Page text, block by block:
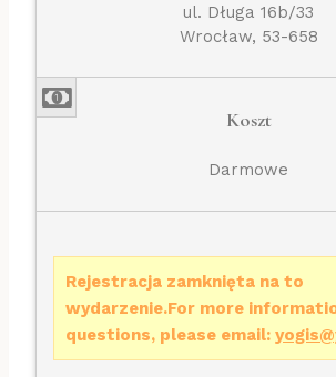
ul. Długa 16b/33
Wrocław, 53-658
Koszt
Darmowe
Rejestracja zamknięta na to
wydarzenie.For more
questions, please email: